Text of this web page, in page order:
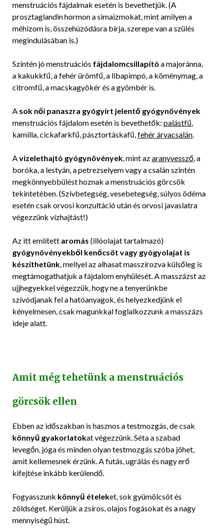
menstruációs fájdalmak esetén is bevethetjük. (A
prosztaglandin hormon a simaizmokat, mint amilyen a
méhizom is, összehúzódásra bírja, szerepe van a szülés
megindulásában is.)
Szintén jó menstruációs fájdalomcsillapító a majoránna,
a kakukkfű, a fehér ürömfű, a libapimpó, a köménymag, a
citromfű, a macskagyökér és a gyömbér is.
A sok női panaszra gyógyírt jelentő gyógynövények
menstruációs fájdalom esetén is bevethetők: palástfű
kamilla, cickafarkfű, pásztortáskafű, fehér árvacsalán
A vizelethajtó gyógynövények , mint azaranyvessző , a
boróka, a lestyán, a petrezselyem vagy a csalán szintén
megkönnyebbülést hoznak a menstruációs görcsök
tekintetében. (Szívbetegség, vesebetegség, súlyos ödéma
esetén csak orvosi konzultáció után és orvosi javaslatra
végezzünk vízhajtást!)
Az itt említett aromás (illóolajat tartalmazó)
gyógynövényekből kenőcsöt vagy gyógyolajat is
készíthetünk , mellyel az alhasat masszírozva külsőleg is
megtámogathatjuk a fájdalom enyhülését. A masszázst az
ujjhegyekkel végezzük, hogy ne a tenyerünkbe
szívódjanak fel a hatóanyagok, és helyezkedjünk el
kényelmesen, csak magunkkal foglalkozzunk a masszázs
ideje alatt.
Amit még tehetünk a menstruációs
görcsök ellen
Ebben az időszakban is hasznos a testmozgás, de csak
könnyű gyakorlatokat végezzünk. Séta a szabad
levegőn, jóga és minden olyan testmozgás szóba jöhet,
amit kellemesnek érzünk. A futás, ugrálás és nagy erő
kifejtése inkább kerülendő.
Fogyasszunk könnyű ételeket, sok gyümölcsöt és
zöldséget. Kerüljük a zsíros, olajos fogásokat és a nagy
mennyiségű húst.